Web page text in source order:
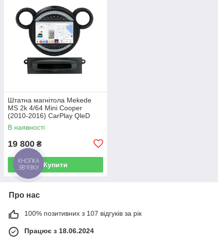
Штатна магнітола Mekede
MS 2k 4/64 Mini Cooper
(2010-2016) CarPlay QleD
В наявності
19 800 ₴
Купити
Про нас
100% позитивних з 107 відгуків за рік
Працює з 18.06.2024
КНОПКА
ЗВ'ЯЗКУ